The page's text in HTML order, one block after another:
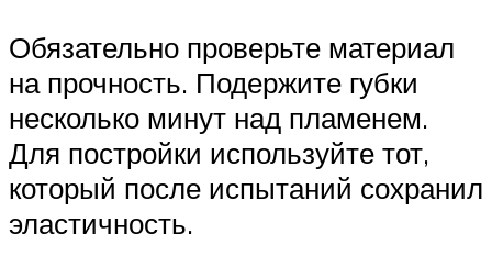
Обязательно проверьте материал
на прочность. Подержите губки
несколько минут над пламенем.
Для постройки используйте тот,
который после испытаний сохранил
эластичность.